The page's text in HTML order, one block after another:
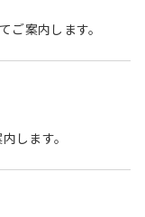
ご案内します。
します。